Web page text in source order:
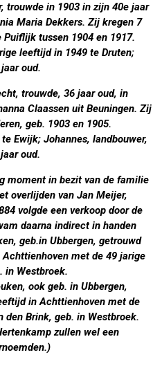
trouwde in 1903 in zijn 40e jaar
Maria Dekkers. Zij kregen 7
tussen 1904 en 1917.
leeftijd in 1949 te Druten;
oud.
trouwde, 36 jaar oud, in
Claassen uit Beuningen. Zij
geb. 1903 en 1905.
Ewijk; Johannes, landbouwer,
oud.
moment in bezit van de familie
overlijden van Jan Meijer,
volgde een verkoop door de
daarna indirect in handen
geb.in Ubbergen, getrouwd
met de 49 jarige
in Westbroek.
ook geb. in Ubbergen,
in Achttienhoven met de
Brink, geb. in Westbroek.
zullen wel een